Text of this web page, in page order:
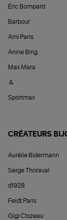
Éric Bompard
Barbour
Ami Paris
Anine Bing
Max Mara
&
Sportmax
CRÉATEURS
Aurélie Bidermann
Serge Thoraval
d1928
Feidt Paris
Gigi Clozeau